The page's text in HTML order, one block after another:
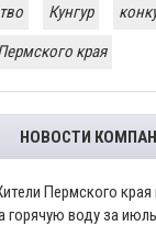
Кунгур
края
НОВОСТИ
Пермского края
горячую воду за июль